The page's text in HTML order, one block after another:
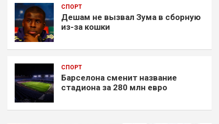
СПОРТ
Дешам не вызвал Зума в сборную
из-за кошки
СПОРТ
Барселона сменит название
стадиона за 280 млн евро